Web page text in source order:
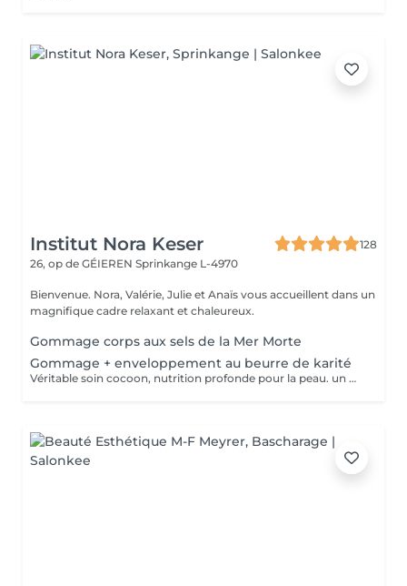
Institut Nora Keser
128
26, op de GÉIEREN Sprinkange L-4970
Bienvenue. Nora, Valérie, Julie et Anaïs vous accueillent dans un
magnifique cadre relaxant et chaleureux.
Gommage corps aux sels de la Mer Morte
Gommage + enveloppement au beurre de karité
Véritable soin cocoon, nutrition profonde pour la peau. un moment idyllique hors du temps.